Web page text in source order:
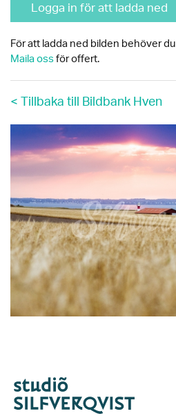
Logga in för att ladda ned
För att ladda ned bilden behöver du
Maila oss för offert.
< Tillbaka till Bildbank Hven